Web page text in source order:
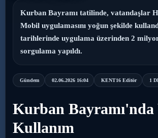
Yaşam
Kurban Bayramı tatilinde, vatandaşlar
Mobil uygulamasını yoğun şekilde
tarihlerinde uygulama üzerinden 2
sorgulama yapıldı.
Gündem 02.06.2026 16:04 KENT16 Editör 1
Kurban Bayramı'nda
Kullanım